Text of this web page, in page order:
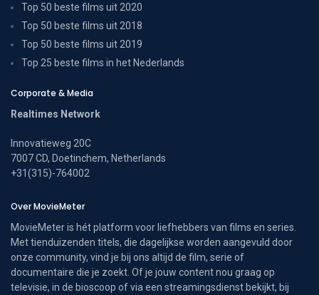
Top 50 beste films uit 2020
Top 50 beste films uit 2018
Top 50 beste films uit 2019
Top 25 beste films in het Nederlands
Corporate & Media
Realtimes Network
Innovatieweg 20C
7007 CD, Doetinchem, Netherlands
+31(315)-764002
Over MovieMeter
MovieMeter is hét platform voor liefhebbers van films en series.
Met tienduizenden titels, die dagelijkse worden aangevuld door
onze community, vind je bij ons altijd de film, serie of
documentaire die je zoekt. Of je jouw content nou graag op
televisie, in de bioscoop of via een streamingsdienst bekijkt, bij